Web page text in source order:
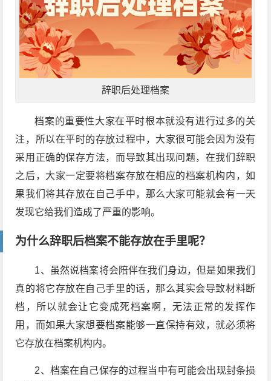
辞职后处理档案
档案的重要性大家在平时根本就没有进行过多的关
注，所以在平时的存放过程中，大家很可能会因为没有
采用正确的保存方法，而导致其出现问题，在我们辞职
之后，大家一定要将档案存放在相应的档案机构内，如
果我们将其存放在自己手中，那么大家可能就会有一天
发现它给我们造成了严重的影响。
为什么辞职后档案不能存放在手里呢？
1、虽然说档案将会陪伴在我们身边，但是如果我们
真的将它存放在自己手里的话，那么其实会导致材料断
档，所以就会让它变成死档案啊，无法正常的发挥作
用，而如果大家想要档案能够一直保持有效，就必须将
它存放在档案机构内。
2、档案在自己保存的过程当中有可能会出现封条损